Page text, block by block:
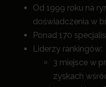
Od 1999 roku na
doświadczenia w
Ponad 170
Liderzy rankingów:
3 miejsce w
zyskach